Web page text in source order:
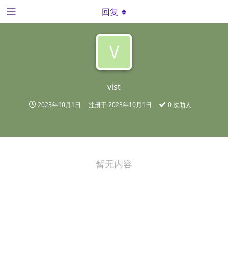
V
vist
2023年10月1日 注册于2023年10月1日 0 次助人
回复
暂无内容